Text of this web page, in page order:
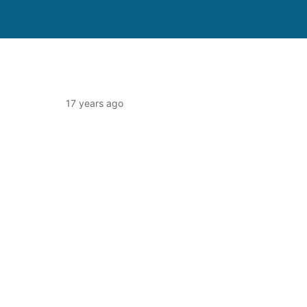
17 years ago